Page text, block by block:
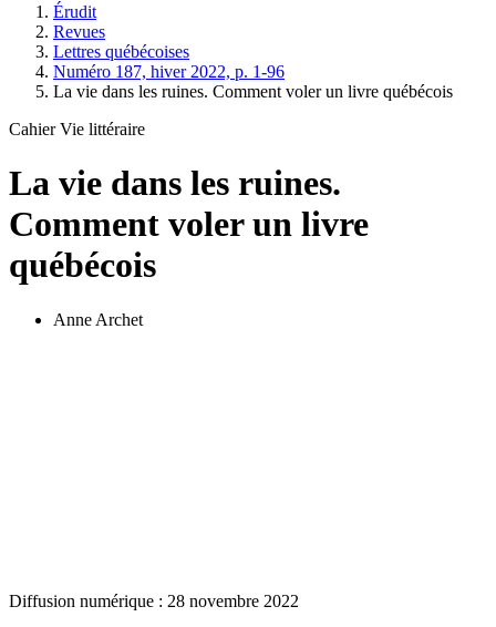
Érudit
Revues
Lettres québécoises
Numéro 187, hiver 2022, p. 1-96
La vie dans les ruines. Comment voler un livre québécois
Cahier Vie littéraire
La vie dans les ruines.
Comment voler un livre
québécois
Anne Archet
Diffusion numérique : 28 novembre 2022